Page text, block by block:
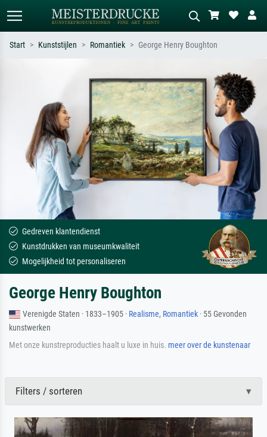
Zoek op kunstenaar, titel of stijl – bijv.
Monet, Sterrennacht, impressionisme,
Hokusai-golf, naakt.
Beschrijf de scène – bijv. groene
weide, abstract met veel rood, donker
olieverfschilderij, staand naakt naast
een boom.
Start Kunststijlen Romantiek George Henry Boughton
Gedreven klantendienst
Kunstdrukken van museumkwaliteit
Mogelijkheid tot personaliseren
George Henry Boughton
Verenigde Staten · 1833–1905 · Realisme, Romantiek · 55 Gevonden
kunstwerken
Met onze kunstreproducties haalt u luxe in huis. meer over de kunstenaar
Filters / sorteren